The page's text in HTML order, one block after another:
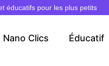
éducatifs pour les plus petits
Nano Clics Éducatif